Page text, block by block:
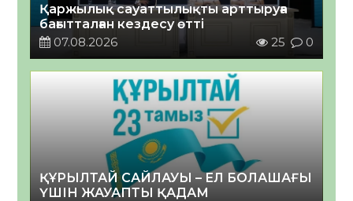
Қаржылық сауаттылықты арттыруға
бағытталған кездесу өтті
07.08.2026
25 0
ҚҰРЫЛТАЙ САЙЛАУЫ – ЕЛ БОЛАШАҒЫ
ҮШІН ЖАУАПТЫ ҚАДАМ